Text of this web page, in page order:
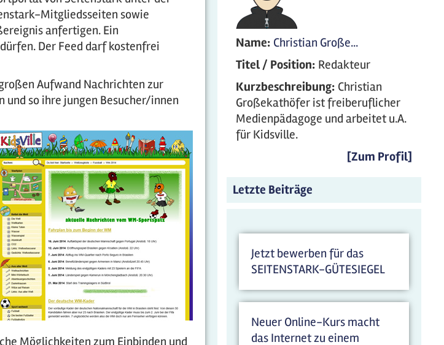
Mitgliedsseiten sowie
anfertigen. Ein
Der Feed darf kostenfrei
Aufwand Nachrichten zur
so ihre jungen Besucher/innen
Möglichkeiten zum Einbinden und
Name: Christian Große...
Titel / Position: Redakteur
Kurzbeschreibung: Christian
Großekathöfer ist freiberuflicher
Medienpädagoge und arbeitet u.A.
für Kidsville.
[Zum Profil]
Letzte Beiträge
Jetzt bewerben für das
SEITENSTARK-GÜTESIEGEL
Neuer Online-Kurs macht
das Internet zu einem